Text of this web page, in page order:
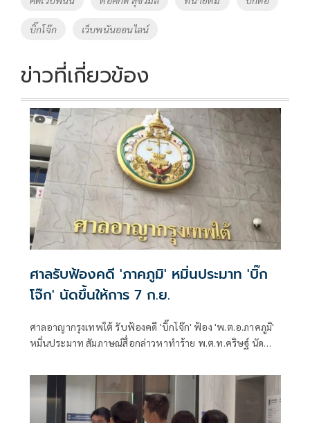
o
k
n
k
บิ๊กโจ๊ก เว็บพนันออนไลน์
ข่าวที่เกี่ยวข้อง
ศาลรับฟ้องคดี 'ภาคภูมิ' หมิ่นประมาท 'บิ๊ก
โจ๊ก' นัดขึ้นให้การ 7 ก.ย.
ศาลอาญากรุงเทพใต้ รับฟ้องคดี 'บิ๊กโจ๊ก' ฟ้อง 'พ.ต.อ.ภาคภูมิ'
หมิ่นประมาท สัมภาษณ์สื่อกล่าวหาทำร้าย พ.ต.ท.คริษฐ์ นัด